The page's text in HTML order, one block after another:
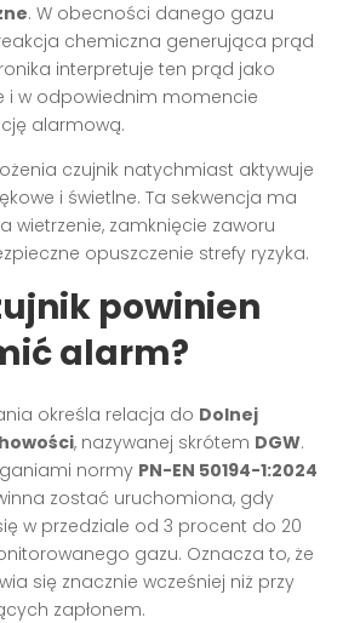
. W obecności danego gazu
chemiczna generująca prąd
interpretuje ten prąd jako
i w odpowiednim momencie
alarmową.
czujnik natychmiast aktywuje
i świetlne. Ta sekwencja ma
wietrzenie, zamknięcie zaworu
opuszczenie strefy ryzyka.
powinien
alarm?
określa relacja do Dolnej
, nazywanej skrótem DGW.
normy PN-EN 50194-1:2024
zostać uruchomiona, gdy
w przedziale od 3 procent do 20
gazu. Oznacza to, że
się znacznie wcześniej niż przy
zapłonem.